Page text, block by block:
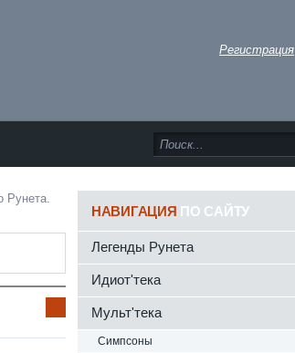
Регистрация
Рунета.
фо
НАВИГАЦИЯ ПО САЙТУ
Легенды Рунета
Идиот'тека
Мульт'тека
Симпсоны